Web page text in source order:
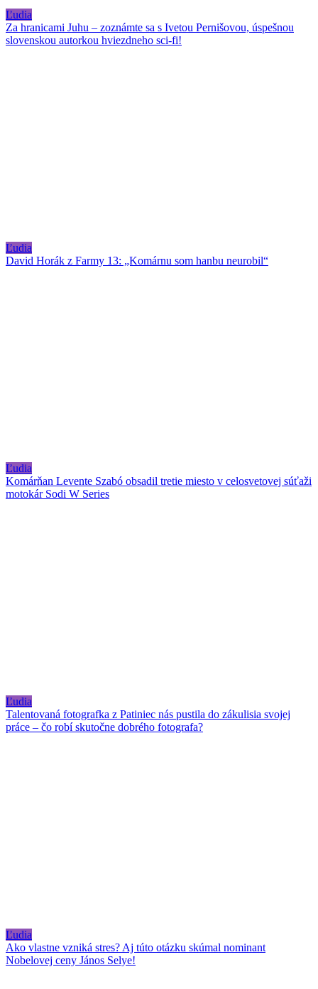
Ľudia
Za hranicami Juhu – zoznámte sa s Ivetou Pernišovou, úspešnou
slovenskou autorkou hviezdneho sci-fi!
Ľudia
David Horák z Farmy 13: „Komárnu som hanbu neurobil“
Ľudia
Komárňan Levente Szabó obsadil tretie miesto v celosvetovej súťaži
motokár Sodi W Series
Ľudia
Talentovaná fotografka z Patiniec nás pustila do zákulisia svojej
práce – čo robí skutočne dobrého fotografa?
Ľudia
Ako vlastne vzniká stres? Aj túto otázku skúmal nominant
Nobelovej ceny János Selye!